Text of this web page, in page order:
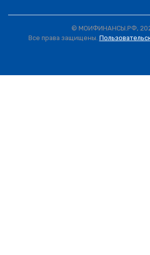
© МОИФИНАНСЫ.РФ,
Все права защищены.